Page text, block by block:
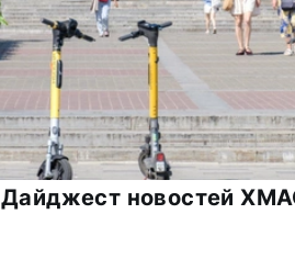
Дайджест новостей